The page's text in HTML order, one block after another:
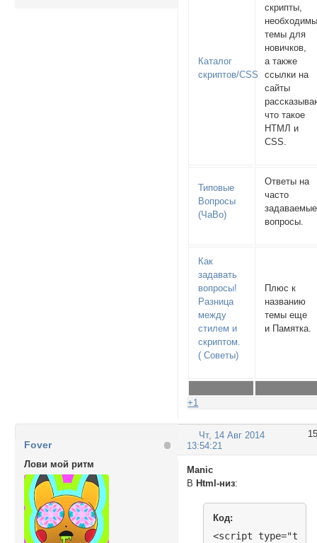
Каталог
скриптов/CSS
скрипты,
темы для
новичков,
а также
ссылки на
сайты
что такое
НТМЛ и
CSS.
Типовые
Вопросы
(ЧаВо)
Ответы на
часто
задаваемые
вопросы.
Как
задавать
вопросы!
Разница
между
стилем и
скриптом.
( Советы)
Плюс к
названию
темы еще
и Памятка.
+1
15
Чт, 14 Авг 2014
13:54:21
Fover
Лови мой ритм
Manic
В Html-низ:
Код:
<script